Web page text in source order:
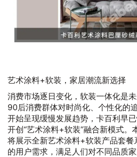
艺术涂料+软装，家居潮流新选择
消费市场逐日变化，软装一体化是
90后消费群体对时尚化、个性化的
开始呈现缓慢发展趋势，卡百利早
开创“艺术涂料+软装”融合新模式。
将展示全新艺术涂料+软装产品套
的用户需求，满足人们对不同品质